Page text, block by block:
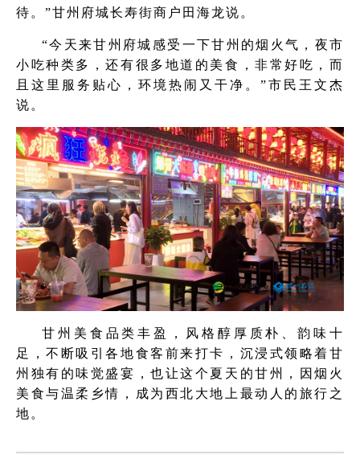
待。”甘州府城长寿街商户田海龙说。
“今天来甘州府城感受一下甘州的烟火气，夜市
小吃种类多，还有很多地道的美食，非常好吃，而
且这里服务贴心，环境热闹又干净。”市民王文杰
说。
甘州美食品类丰盈，风格醇厚质朴、韵味十
足，不断吸引各地食客前来打卡，沉浸式领略着甘
州独有的味觉盛宴，也让这个夏天的甘州，因烟火
美食与温柔乡情，成为西北大地上最动人的旅行之
地。